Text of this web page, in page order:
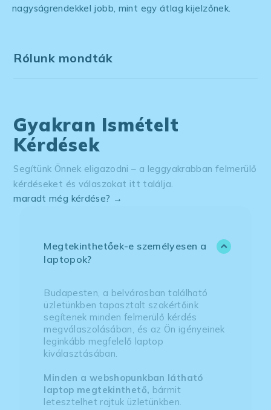
nagyságrendekkel jobb, mint egy átlag kijelzőnek.
Rólunk mondták
Gyakran Ismételt
Kérdések
Segítünk Önnek eligazodni – a leggyakrabban felmerülő
kérdéseket és válaszokat itt találja.
maradt még kérdése? →
Megtekinthetőek-e személyesen a
laptopok?
Budapesten, a belvárosban található
üzletünkben tapasztalt szakértőink
segítenek minden felmerülő kérdés
megválaszolásában, és az Ön igényeinek
leginkább megfelelő laptop
kiválasztásában.
Minden a webshopunkban látható
laptop megtekinthető, bármit
letesztelhet rajtuk üzletünkben.